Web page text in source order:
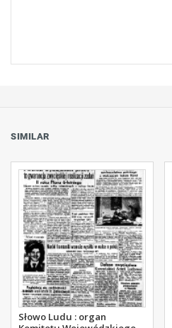
SIMILAR
Słowo Ludu : organ